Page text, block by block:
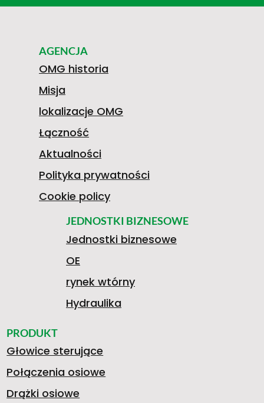
8
3
0
0
9
3
1
JEDNOSTKI BIZNESOWE
Jednostki biznesowe
OE
rynek wtórny
Hydraulika
PRODUKT
Głowice sterujące
Połączenia osiowe
Drążki osiowe
AGENCJA
OMG historia
Misja
lokalizacje OMG
Łączność
Aktualności
Polityka prywatności
Cookie policy